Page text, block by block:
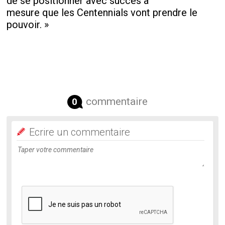
mesure que les Centennials vont prendre le
pouvoir. »
0 commentaire
Ecrire un commentaire